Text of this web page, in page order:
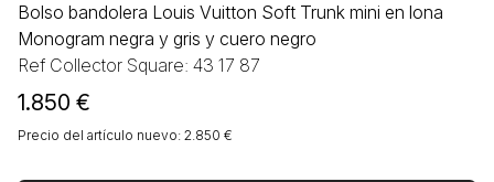
Bolso bandolera Louis Vuitton Soft Trunk mini en lona
Monogram negra y gris y cuero negro
Ref Collector Square: 43 17 87
1.850 €
Precio del artículo nuevo: 2.850 €